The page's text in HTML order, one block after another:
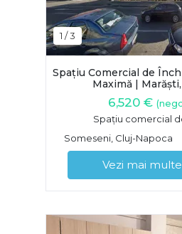
1 /3
Spațiu Comercial de
Maximă |
6,520 €
Spațiu comercial
Someseni, Cluj-Napoca
Vezi mai